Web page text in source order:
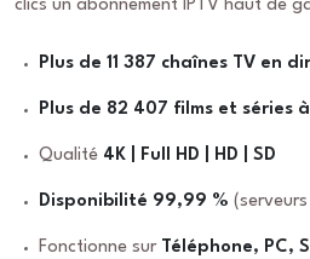
clics un abonnement IPTV haut de
Plus de 11 387 chaînes TV en
Plus de 82 407 films et séries
Qualité 4K | Full HD | HD | SD
Disponibilité 99,99 %
Fonctionne sur Téléphone, PC,